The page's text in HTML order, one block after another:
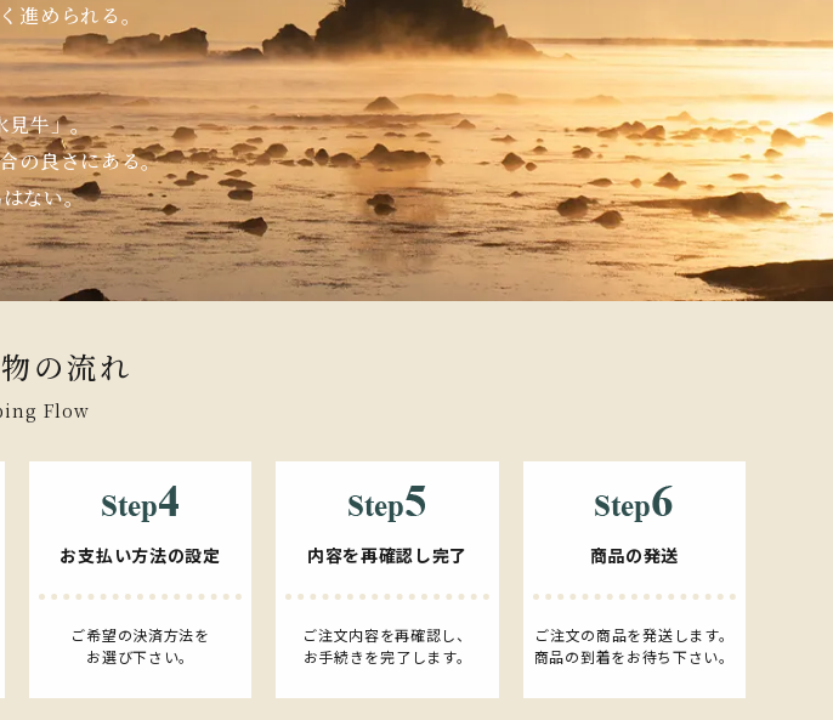
進められる。
見牛」。
の良さにある。
ない。
の流れ
Flow
お支払い方法の設定
ご希望の決済方法を
お選び下さい。
内容を再確認し完了
ご注文内容を再確認し、
お手続きを完了します。
商品の発送
ご注文の商品を発送します。
商品の到着をお待ち下さい。